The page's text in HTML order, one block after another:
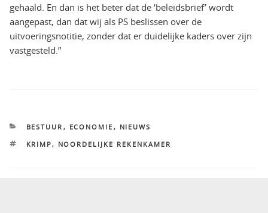
gehaald. En dan is het beter dat de ‘beleidsbrief’ wordt
aangepast, dan dat wij als PS beslissen over de
uitvoeringsnotitie, zonder dat er duidelijke kaders over zijn
vastgesteld.”
CATEGORIEËN
BESTUUR , ECONOMIE , NIEUWS
TAGS
KRIMP, NOORDELIJKE REKENKAMER